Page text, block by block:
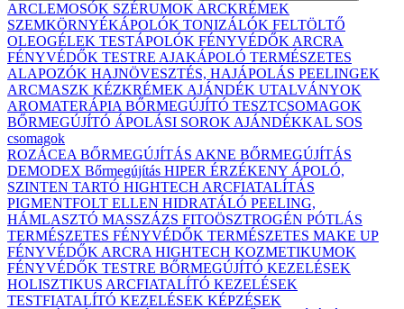
ARCLEMOSÓK SZÉRUMOK ARCKRÉMEK
SZEMKÖRNYÉKÁPOLÓK TONIZÁLÓK FELTÖLTŐ
OLEOGÉLEK TESTÁPOLÓK FÉNYVÉDŐK ARCRA
FÉNYVÉDŐK TESTRE AJAKÁPOLÓ TERMÉSZETES
ALAPOZÓK HAJNÖVESZTÉS, HAJÁPOLÁS PEELINGEK
ARCMASZK KÉZKRÉMEK AJÁNDÉK UTALVÁNYOK
AROMATERÁPIA BŐRMEGÚJÍTÓ TESZTCSOMAGOK
BŐRMEGÚJÍTÓ ÁPOLÁSI SOROK AJÁNDÉKKAL SOS
csomagok
ROZÁCEA BŐRMEGÚJÍTÁS AKNE BŐRMEGÚJÍTÁS
DEMODEX Bőrmegújítás HIPER ÉRZÉKENY ÁPOLÓ,
SZINTEN TARTÓ HIGHTECH ARCFIATALÍTÁS
PIGMENTFOLT ELLEN HIDRATÁLÓ PEELING,
HÁMLASZTÓ MASSZÁZS FITOÖSZTROGÉN PÓTLÁS
TERMÉSZETES FÉNYVÉDŐK TERMÉSZETES MAKE UP
FÉNYVÉDŐK ARCRA HIGHTECH KOZMETIKUMOK
FÉNYVÉDŐK TESTRE BŐRMEGÚJÍTÓ KEZELÉSEK
HOLISZTIKUS ARCFIATALÍTÓ KEZELÉSEK
TESTFIATALÍTÓ KEZELÉSEK KÉPZÉSEK